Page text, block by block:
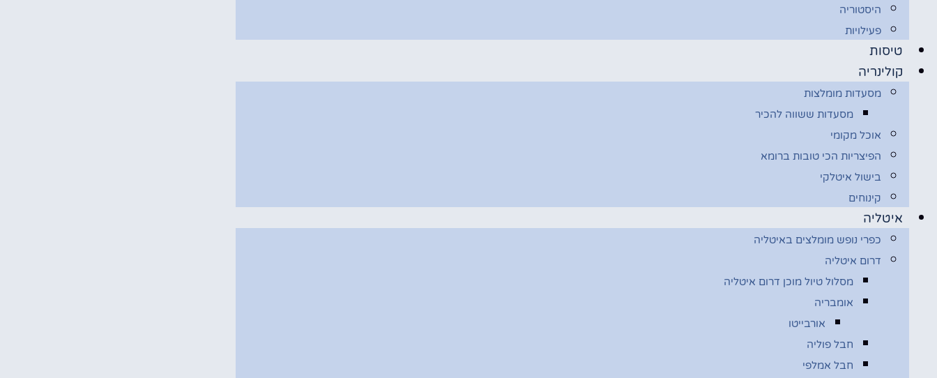
היסטוריה
פעילויות
טיסות
קולינריה
מסעדות מומלצות
מסעדות ששווה להכיר
אוכל מקומי
הפיצריות הכי טובות ברומא
בישול איטלקי
קינוחים
איטליה
כפרי נופש מומלצים באיטליה
דרום איטליה
מסלול טיול מוכן דרום איטליה
אומבריה
אורבייטו
חבל פוליה
חבל אמלפי